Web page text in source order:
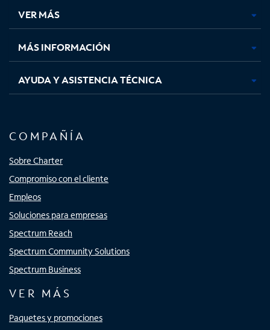
pestaña
nueva
pestaña
nueva
pestaña
nuevanueva
VER MÁS
MÁS INFORMACIÓN
AYUDA Y ASISTENCIA TÉCNICA
COMPAÑÍA
Sobre Charter
Compromiso con el cliente
Empleos
Soluciones para empresas
Spectrum Reach
Spectrum Community Solutions
Spectrum Business
VER MÁS
Paquetes y promociones